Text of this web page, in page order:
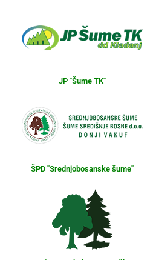
JP "Šume TK"
ŠPD "Srednjobosanske šume"